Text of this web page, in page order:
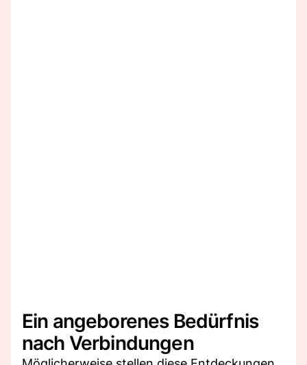
Ein angeborenes Bedürfnis
nach Verbindungen